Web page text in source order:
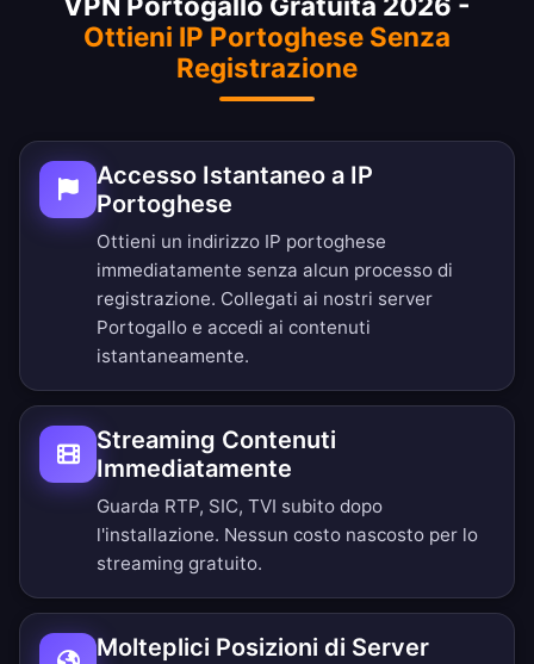
Ottieni IP Portoghese Senza
Registrazione
Accesso Istantaneo a IP
Portoghese
Ottieni un indirizzo IP portoghese
immediatamente senza alcun processo di
registrazione. Collegati ai nostri server
Portogallo e accedi ai contenuti
istantaneamente.
Streaming Contenuti
Immediatamente
Guarda RTP, SIC, TVI subito dopo
l'installazione. Nessun costo nascosto per lo
streaming gratuito.
Molteplici Posizioni di Server